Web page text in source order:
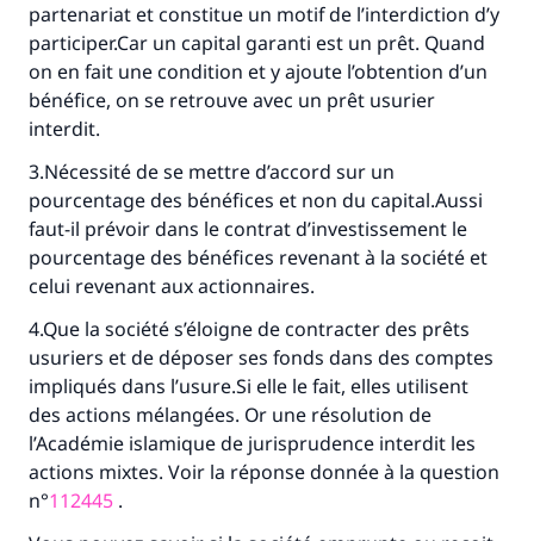
partenariat et constitue un motif de l’interdiction d’y
participer.Car un capital garanti est un prêt. Quand
on en fait une condition et y ajoute l’obtention d’un
bénéfice, on se retrouve avec un prêt usurier
interdit.
3.Nécessité de se mettre d’accord sur un
pourcentage des bénéfices et non du capital.Aussi
faut-il prévoir dans le contrat d’investissement le
pourcentage des bénéfices revenant à la société et
celui revenant aux actionnaires.
4.Que la société s’éloigne de contracter des prêts
usuriers et de déposer ses fonds dans des comptes
impliqués dans l’usure.Si elle le fait, elles utilisent
des actions mélangées. Or une résolution de
l’Académie islamique de jurisprudence interdit les
actions mixtes. Voir la réponse donnée à la question
n°112445 .
Faites une différence dans la vie de
millions de personnes grâce à votre
contribution
Aidez nous à apporter des réponses.